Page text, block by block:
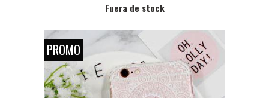
Fuera de stock
PROMO